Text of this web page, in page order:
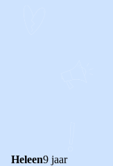
Heleen9 jaar